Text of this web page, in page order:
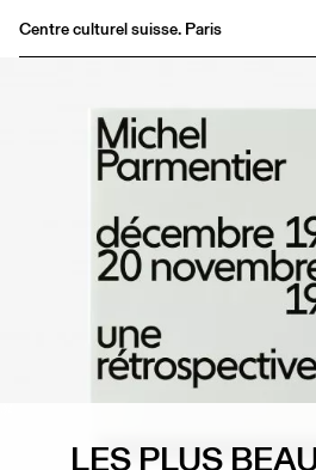
Centre culturel suisse. Paris
Publications
LES PLUS